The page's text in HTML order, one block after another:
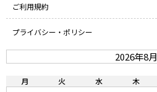
ご利用規約
プライバシー・ポリシー
2026年8月
月 火 水 木